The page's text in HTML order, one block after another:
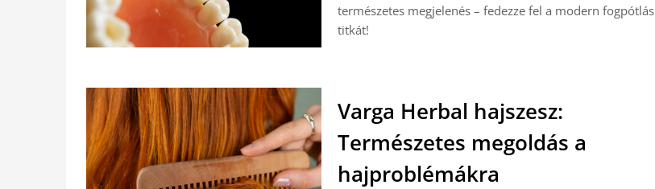
természetes megjelenés – fedezze fel a modern fogpótlás
titkát!
Varga Herbal hajszesz:
Természetes megoldás a
hajproblémákra